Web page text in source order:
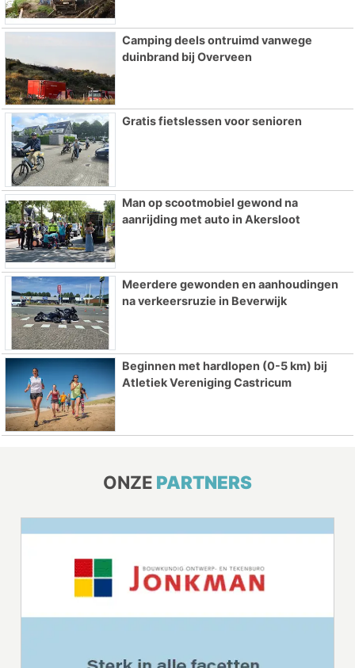
Camping deels ontruimd vanwege
duinbrand bij Overveen
Gratis fietslessen voor senioren
Man op scootmobiel gewond na
aanrijding met auto in Akersloot
Meerdere gewonden en aanhoudingen
na verkeersruzie in Beverwijk
Beginnen met hardlopen (0-5 km) bij
Atletiek Vereniging Castricum
ONZE PARTNERS